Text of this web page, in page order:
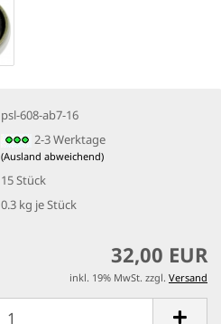
psl-608-ab7-16
2-3 Werktage
(Ausland abweichend)
15 Stück
0.3 kg je Stück
32,00 EUR
inkl. 19% MwSt. zzgl. Versand